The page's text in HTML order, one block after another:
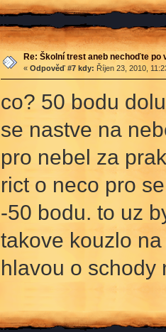
Re: Školní trest aneb nechoďte po
« Odpověď #7 kdy: Říjen 23, 2010,
co? 50 bodu
se nastve na
pro nebel za
rict o neco pro
-50 bodu. to uz
takove kouzlo
hlavou o schody